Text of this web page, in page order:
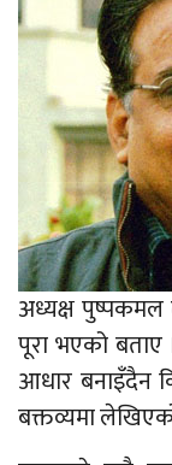
अध्यक्ष
पूरा भएको बताए
आधार बनाइँदैन
बक्तव्यमा